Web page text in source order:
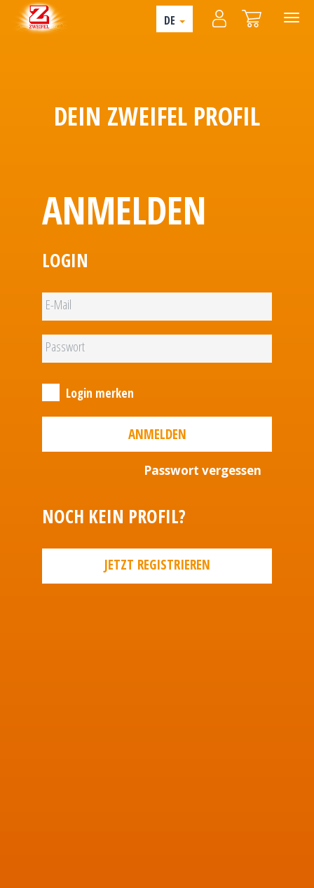
DE
DEIN ZWEIFEL PROFIL
ANMELDEN
LOGIN
Login merken
ANMELDEN
Passwort vergessen
NOCH KEIN PROFIL?
JETZT REGISTRIEREN